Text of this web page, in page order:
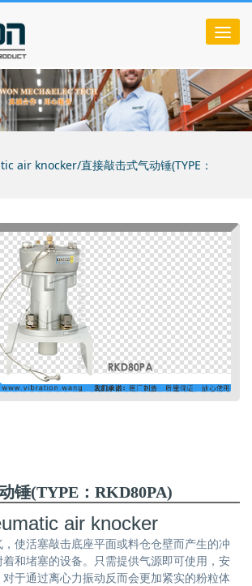
air knocker/直接敲击式气动锤(TYPE：
锤(TYPE：RKD80PA)
air knocker
使活塞敲击底座平面或料仓仓壁而产生的冲
和堵塞的设备。只需提供气源即可使用，安
于通过离心力振动反而会更加紧实的粉粒体